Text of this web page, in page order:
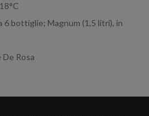
6 bottiglie; Magnum (1,5 litri), in
Rosa